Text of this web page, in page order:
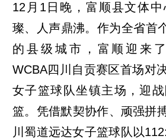
12月1日晚，富顺县文体
璨、人声鼎沸。作为全省首
的县级城市，富顺迎来了
WCBA四川自贡赛区首场对
女子篮球队坐镇主场，迎
篮。凭借默契协作、顽强拼
川蜀道远达女子篮球队以